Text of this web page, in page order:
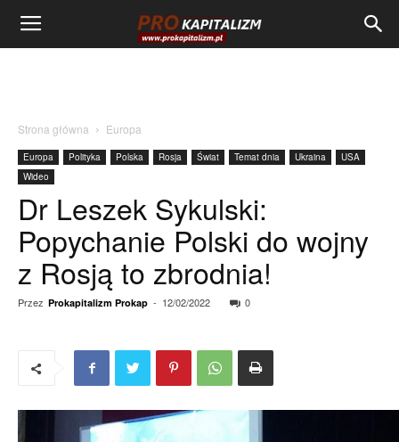
Strona główna Europa
Europa Polityka Polska Rosja Świat Temat dnia Ukraina
USA
Wideo
Dr Leszek Sykulski:
Popychanie Polski do wojny
z Rosją to zbrodnia!
Przez Prokapitalizm Prokap - 12/02/2022 0